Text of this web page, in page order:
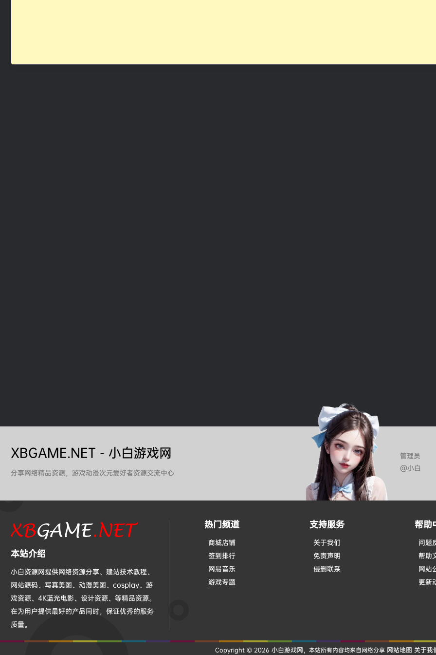
XBGAME.NET - 小白游戏网
分享网络精品资源，游戏动漫次元爱好者资源交流中心
管理员
@小白
本站介绍
小白资源网提供网络资源分享、建站技术教程、
网站源码、写真美图、动漫美图、cosplay、游
戏资源、4K蓝光电影、设计资源、等精品资源。
在为用户提供最好的产品同时，保证优秀的服务
质量。
热门频道
商城店铺
签到排行
网易音乐
游戏专题
支持服务
关于我们
免责声明
侵删联系
帮助
问题
帮助
网站
更新
Copyright © 2026 小白游戏网，本站所有内容均来自网络分享 网站地图 关于我